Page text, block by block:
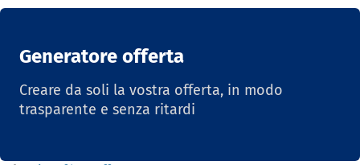
Generatore offerta
Creare da soli la vostra offerta, in modo
trasparente e senza ritardi